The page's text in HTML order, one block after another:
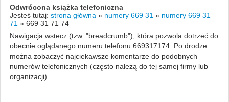
Odwrócona książka telefoniczna
Jesteś tutaj: strona główna » numery 669 31 » numery 669 31
71 » 669 31 71 74
Nawigacja wstecz (tzw. "breadcrumb"), która pozwola dotrzeć do
obecnie oglądanego numeru telefonu 669317174. Po drodze
można zobaczyć najciekawsze komentarze do podobnych
numerów telefonicznych (często należą do tej samej firmy lub
organizacji).